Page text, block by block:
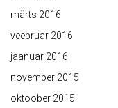
märts 2016
veebruar 2016
jaanuar 2016
november 2015
oktoober 2015